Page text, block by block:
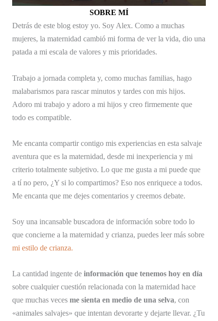
SOBRE MÍ
Detrás de este blog estoy yo. Soy Alex. Como a muchas
mujeres, la maternidad cambió mi forma de ver la vida, dio una
patada a mi escala de valores y mis prioridades.
Trabajo a jornada completa y, como muchas familias, hago
malabarismos para rascar minutos y tardes con mis hijos.
Adoro mi trabajo y adoro a mi hijos y creo firmemente que
todo es compatible.
Me encanta compartir contigo mis experiencias en esta salvaje
aventura que es la maternidad, desde mi inexperiencia y mi
criterio totalmente subjetivo. Lo que me gusta a mi puede que
a tí no pero, ¿Y si lo compartimos? Eso nos enriquece a todos.
Me encanta que me dejes comentarios y creemos debate.
Soy una incansable buscadora de información sobre todo lo
que concierne a la maternidad y crianza, puedes leer más sobre
mi estilo de crianza.
La cantidad ingente deinformación que tenemos hoy en día
sobre cualquier cuestión relacionada con la maternidad hace
que muchas vecesme sienta en medio de una selva, con
«animales salvajes» que intentan devorarte y dejarte llevar. ¿Tu